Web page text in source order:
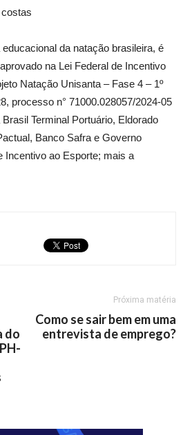
da natação brasileira, é
na Lei Federal de Incentivo
Natação Unisanta – Fase 4 – 1º
processo n° 71000.028057/2024-05
Terminal Portuário, Eldorado
Banco Safra e Governo
Incentivo ao Esporte; mais a
do
Próxima matéria
Como se sair bem em uma
entrevista de emprego?